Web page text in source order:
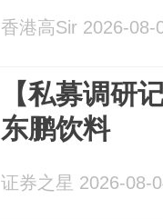
香港高Sir 2026-08-
【私募调研
东鹏饮料
证券之星 2026-08-